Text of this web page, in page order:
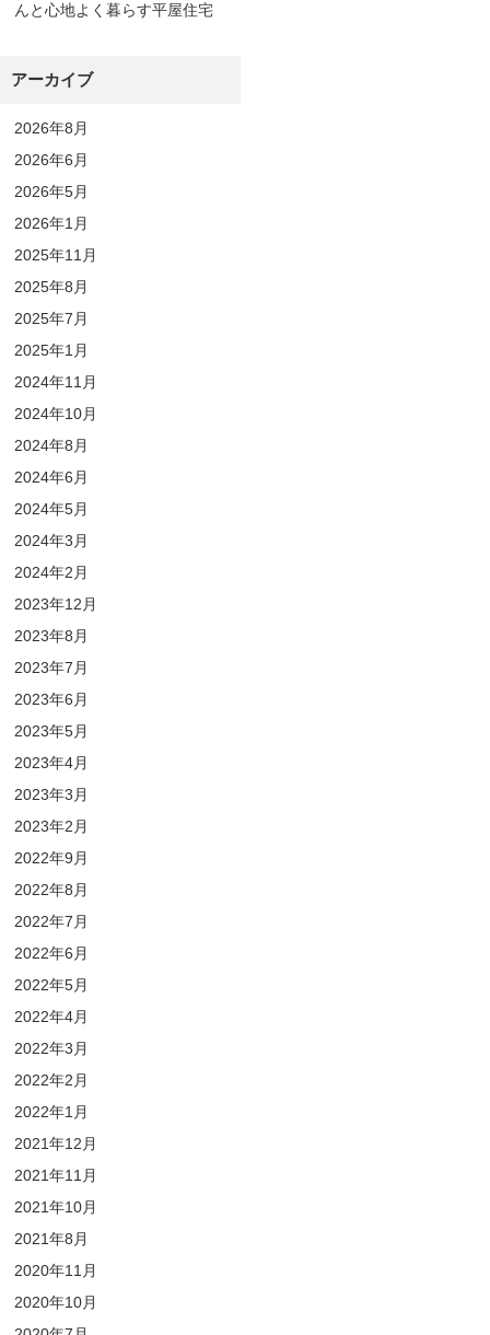
んと心地よく暮らす平屋住宅
アーカイブ
2026年8月
2026年6月
2026年5月
2026年1月
2025年11月
2025年8月
2025年7月
2025年1月
2024年11月
2024年10月
2024年8月
2024年6月
2024年5月
2024年3月
2024年2月
2023年12月
2023年8月
2023年7月
2023年6月
2023年5月
2023年4月
2023年3月
2023年2月
2022年9月
2022年8月
2022年7月
2022年6月
2022年5月
2022年4月
2022年3月
2022年2月
2022年1月
2021年12月
2021年11月
2021年10月
2021年8月
2020年11月
2020年10月